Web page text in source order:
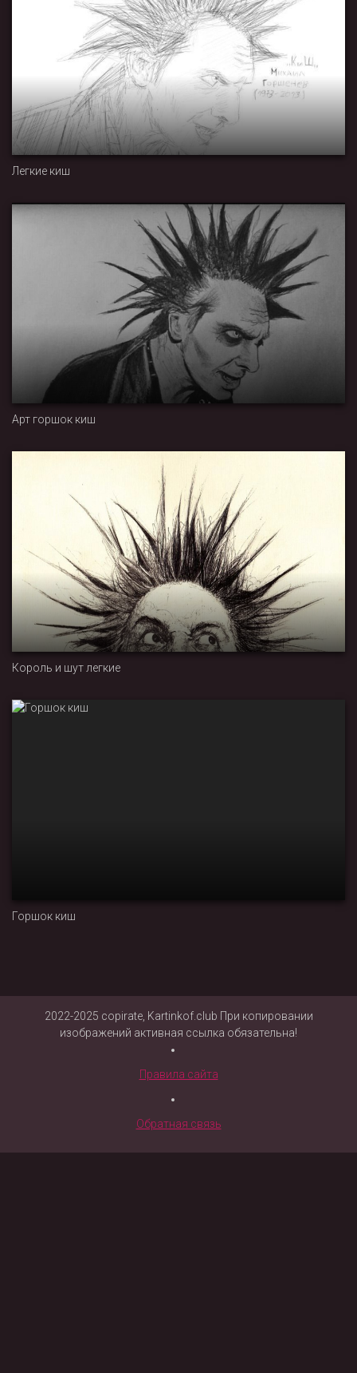
Легкие киш
Арт горшок киш
Король и шут легкие
Горшок киш
2022-2025 copirate, Kartinkof.club При копировании
изображений активная ссылка обязательна!
Правила сайта
Обратная связь